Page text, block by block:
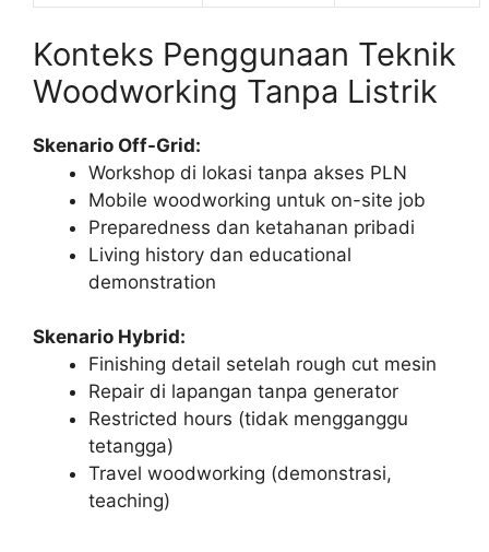
Konteks Penggunaan Teknik
Woodworking Tanpa Listrik
Skenario Off-Grid:
Workshop di lokasi tanpa akses PLN
Mobile woodworking untuk on-site job
Preparedness dan ketahanan pribadi
Living history dan educational
demonstration
Skenario Hybrid:
Finishing detail setelah rough cut mesin
Repair di lapangan tanpa generator
Restricted hours (tidak mengganggu
tetangga)
Travel woodworking (demonstrasi,
teaching)